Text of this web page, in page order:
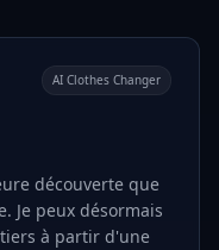
AI Clothes Changer
découverte que
Je peux désormais
à partir d'une